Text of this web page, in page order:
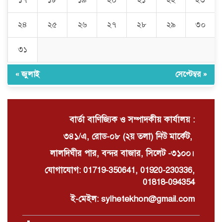
La PlayBun AI maneja prompts
complejos con facilidad: La
herramienta definitiva
ও যৌক্তিক সংস্কারের দাবিতে সমাবেশ
২৪ ২৫ ২৬ ২৭ ২৮ ২৯ ৩০
৩১
« জুলাই সেপ্টেম্বর »
বার্তা বাণিজ্যিক ও সম্পাদকীয় কার্যালয় :
৩৪১/এ, রোড-০৮ (২য় তলা) নিউ মার্কেট,
লালদিঘীর পার, বন্দর বাজার, সিলেট -৩১০০।
যোগাযোগ: 01719-350641, 01920-230336,
01818-094354
ই-মেইল: sylhetekhon@gmail.com